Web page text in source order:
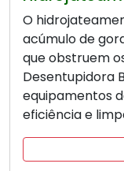
O
acúmulo de
que obstruem
Desentupidora
equipamentos
eficiência e